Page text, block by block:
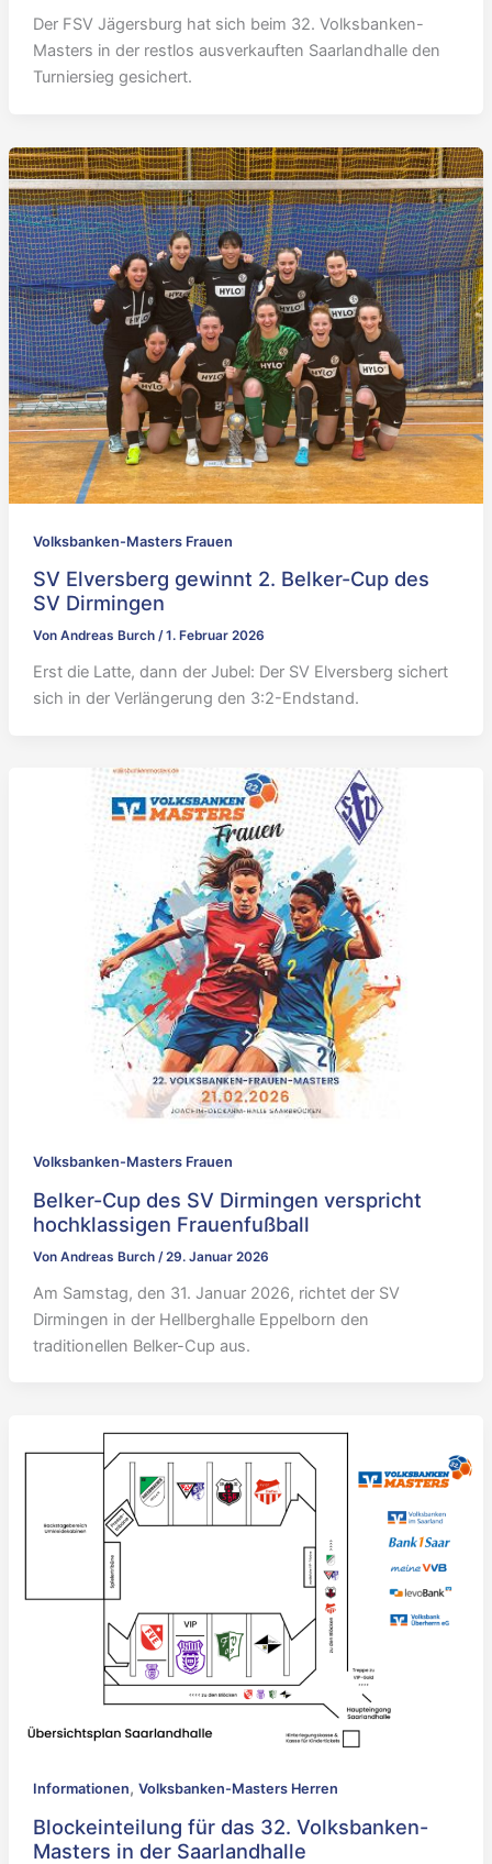
Der FSV Jägersburg hat sich beim 32. Volksbanken-
Masters in der restlos ausverkauften Saarlandhalle den
Turniersieg gesichert.
Volksbanken-Masters Frauen
SV Elversberg gewinnt 2. Belker-Cup des
SV Dirmingen
Von Andreas Burch /1. Februar 2026
Erst die Latte, dann der Jubel: Der SV Elversberg sichert
sich in der Verlängerung den 3:2-Endstand.
Volksbanken-Masters Frauen
Belker-Cup des SV Dirmingen verspricht
hochklassigen Frauenfußball
Von Andreas Burch /29. Januar 2026
Am Samstag, den 31. Januar 2026, richtet der SV
Dirmingen in der Hellberghalle Eppelborn den
traditionellen Belker-Cup aus.
Informationen, Volksbanken-Masters Herren
Blockeinteilung für das 32. Volksbanken-
Masters in der Saarlandhalle